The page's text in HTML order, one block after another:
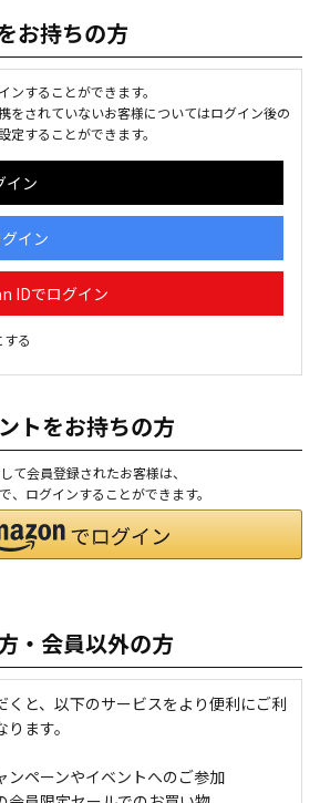
お持ちの方
ンすることができます。
をされていないお客様についてはログイン後の
定することができます。
イン
イン
IDでログイン
る
トをお持ちの方
て会員登録されたお客様は、
ログインすることができます。
・会員以外の方
くと、以下のサービスをより便利にご利
ます。
ンペーンやイベントへのご参加